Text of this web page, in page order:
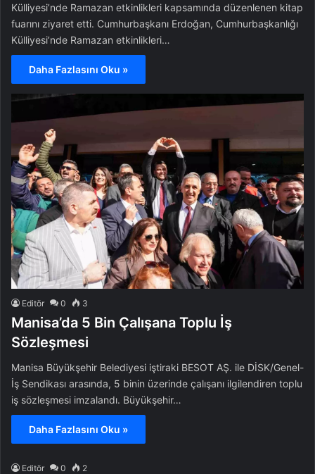
Külliyesi’nde Ramazan etkinlikleri kapsamında düzenlenen kitap
fuarını ziyaret etti. Cumhurbaşkanı Erdoğan, Cumhurbaşkanlığı
Külliyesi’nde Ramazan etkinlikleri…
Daha Fazlasını Oku »
Editör 0 3
Manisa’da 5 Bin Çalışana Toplu İş
Sözleşmesi
Manisa Büyükşehir Belediyesi iştiraki BESOT AŞ. ile DİSK/Genel-
İş Sendikası arasında, 5 binin üzerinde çalışanı ilgilendiren toplu
iş sözleşmesi imzalandı. Büyükşehir…
Daha Fazlasını Oku »
Editör 0 2